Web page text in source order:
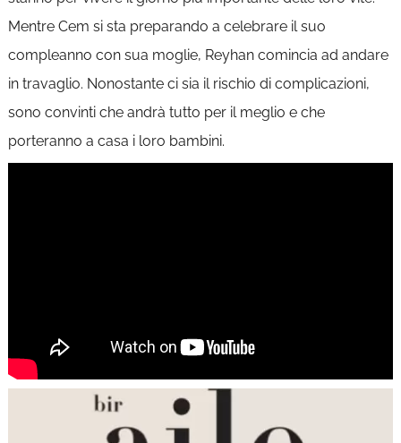
Mentre Cem si sta preparando a celebrare il suo
compleanno con sua moglie, Reyhan comincia ad andare
in travaglio. Nonostante ci sia il rischio di complicazioni,
sono convinti che andrà tutto per il meglio e che
porteranno a casa i loro bambini.